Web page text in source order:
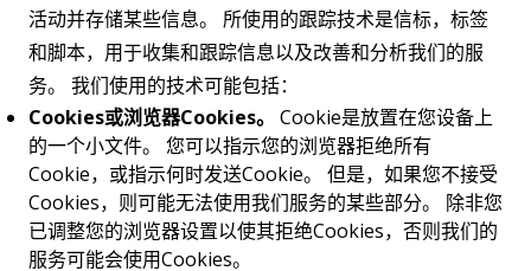
活动并存储某些信息。 所使用的跟踪技术是信标，标签
和脚本，用于收集和跟踪信息以及改善和分析我们的服
务。 我们使用的技术可能包括：
Cookies或浏览器Cookies。 Cookie是放置在您设备上
的一个小文件。 您可以指示您的浏览器拒绝所有
Cookie，或指示何时发送Cookie。 但是，如果您不接受
Cookies，则可能无法使用我们服务的某些部分。 除非您
已调整您的浏览器设置以使其拒绝Cookies，否则我们的
服务可能会使用Cookies。